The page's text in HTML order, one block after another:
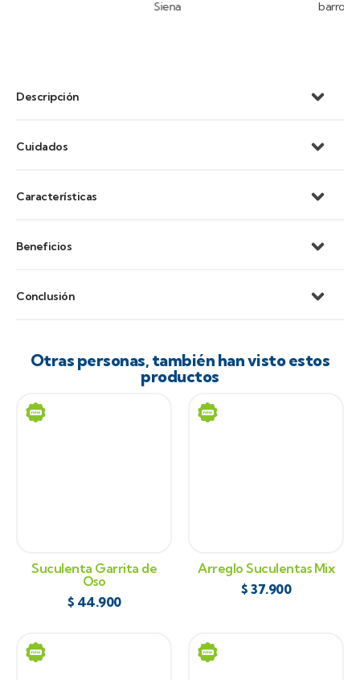
Descripción
Cuidados
Características
Beneficios
Conclusión
Otras personas, también han visto estos
productos
Suculenta Garrita de
Oso
$ 44.900
Arreglo Suculentas Mix
$ 37.900